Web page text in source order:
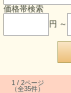
価格帯検索
円 ～
1 / 2ページ
（全35件）